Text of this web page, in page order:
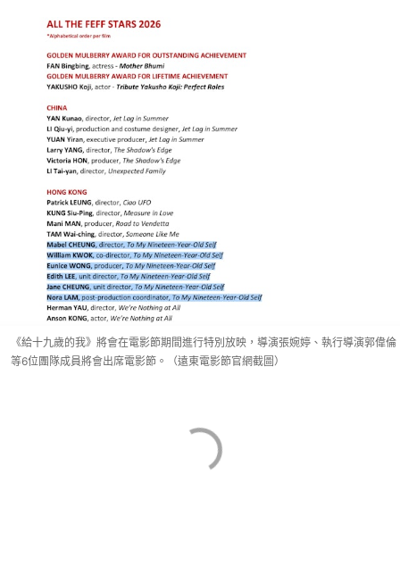
《給十九歲的我》將會在電影節期間進行特別放映，導演張婉婷、執行導演郭偉倫
等6位團隊成員將會出席電影節。（遠東電影節官網截圖）